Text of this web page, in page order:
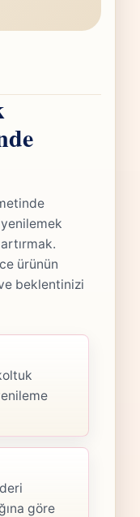
ürünün
ve beklentinizi
göre